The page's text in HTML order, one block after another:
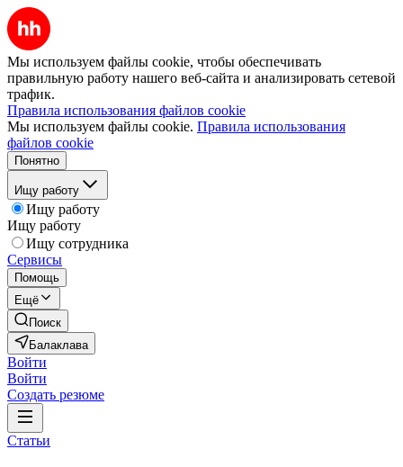
Мы используем файлы cookie, чтобы обеспечивать
правильную работу нашего веб-сайта и анализировать сетевой
трафик.
Правила использования файлов cookie
Мы используем файлы cookie. Правила использования
файлов cookie
Понятно
Ищу работу
Ищу работу
Ищу работу
Ищу сотрудника
Сервисы
Помощь
Ещё
Поиск
Балаклава
Войти
Войти
Создать резюме
Статьи